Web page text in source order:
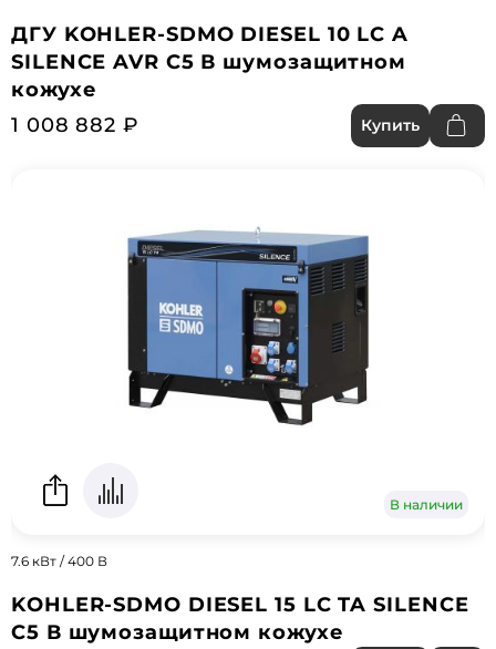
ДГУ KOHLER-SDMO DIESEL 10 LC A
SILENCE AVR C5 В шумозащитном
кожухе
1 008 882 ₽
Купить
В наличии
7.6 кВт / 400 В
KOHLER-SDMO DIESEL 15 LC TA SILENCE
C5 В шумозащитном кожухе